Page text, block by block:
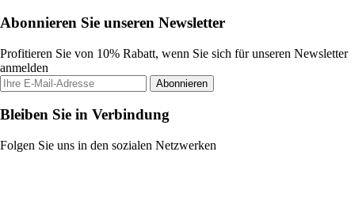
Abonnieren Sie unseren Newsletter
Profitieren Sie von 10% Rabatt, wenn Sie sich für unseren Newsletter
anmelden
Abonnieren
Bleiben Sie in Verbindung
Folgen Sie uns in den sozialen Netzwerken